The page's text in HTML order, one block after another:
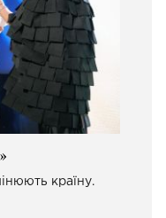
країну.